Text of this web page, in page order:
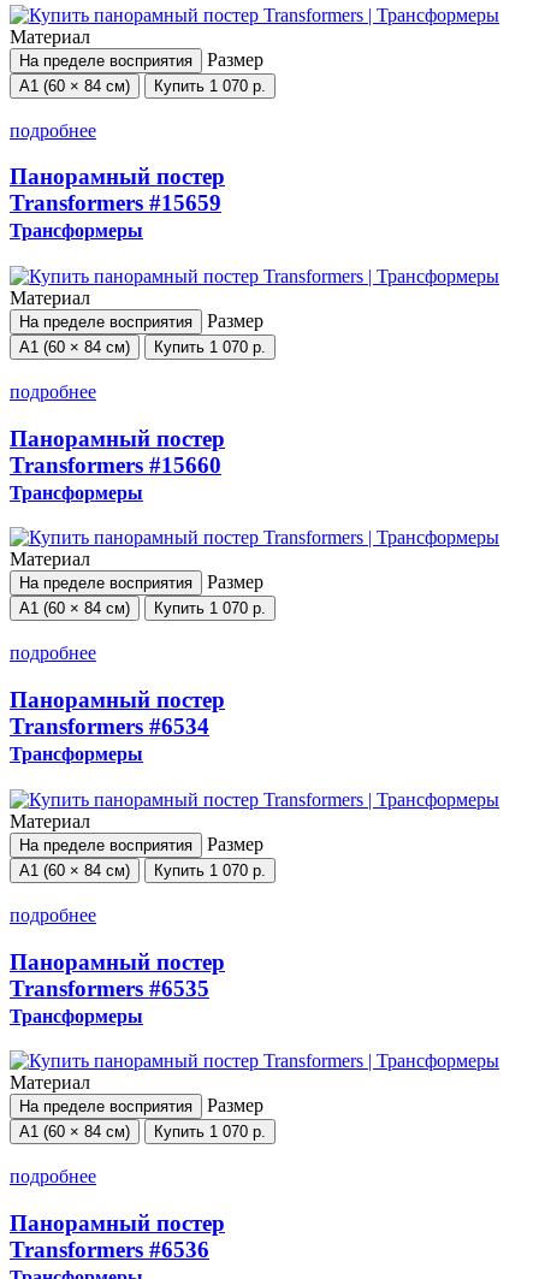
Материал
На пределе восприятия Размер
А1 (60 × 84 см) Купить 1 070 р.
подробнее
Панорамный постер
Transformers #15659
Трансформеры
Материал
На пределе восприятия Размер
А1 (60 × 84 см) Купить 1 070 р.
подробнее
Панорамный постер
Transformers #15660
Трансформеры
Материал
На пределе восприятия Размер
А1 (60 × 84 см) Купить 1 070 р.
подробнее
Панорамный постер
Transformers #6534
Трансформеры
Материал
На пределе восприятия Размер
А1 (60 × 84 см) Купить 1 070 р.
подробнее
Панорамный постер
Transformers #6535
Трансформеры
Материал
На пределе восприятия Размер
А1 (60 × 84 см) Купить 1 070 р.
подробнее
Панорамный постер
Transformers #6536